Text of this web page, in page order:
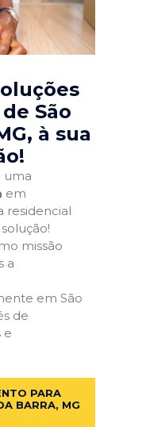
São
, à sua
uma
em
residencial
missão
a
em São
de
e
PARA
BARRA, MG